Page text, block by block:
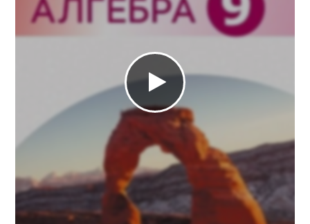
Зв'язок
Політика